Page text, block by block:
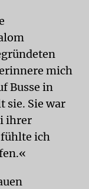
mich
Busse in
sie. Sie war
ihrer
ich